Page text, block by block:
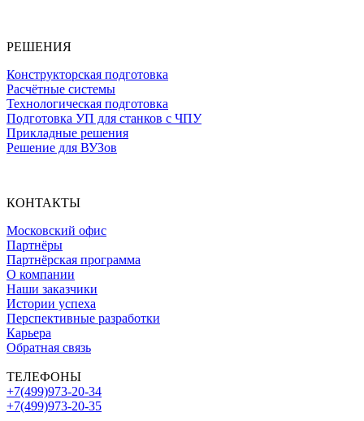
РЕШЕНИЯ
Конструкторская подготовка
Расчётные системы
Технологическая подготовка
Подготовка УП для станков с ЧПУ
Прикладные решения
Решение для ВУЗов
КОНТАКТЫ
Московский офис
Партнёры
Партнёрская программа
О компании
Наши заказчики
Истории успеха
Перспективные разработки
Карьера
Обратная связь
ТЕЛЕФОНЫ
+7(499)973-20-34
+7(499)973-20-35